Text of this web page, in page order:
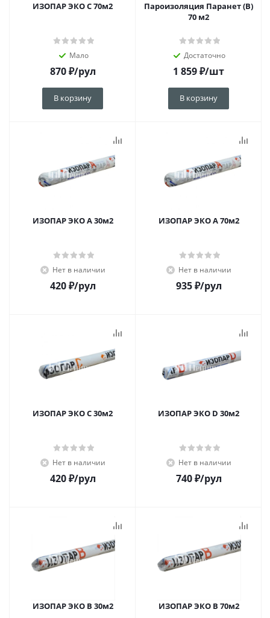
ИЗОПАР ЭКО C 70м2
Мало
870₽/рул
В корзину
Пароизоляция Паранет (В)
70 м2
Достаточно
1 859₽/шт
В корзину
ИЗОПАР ЭКО A 30м2
Нет в наличии
420₽/рул
ИЗОПАР ЭКО A 70м2
Нет в наличии
935₽/рул
ИЗОПАР ЭКО C 30м2
Нет в наличии
420₽/рул
ИЗОПАР ЭКО D 30м2
Нет в наличии
740₽/рул
ИЗОПАР ЭКО В 30м2 ИЗОПАР ЭКО В 70м2